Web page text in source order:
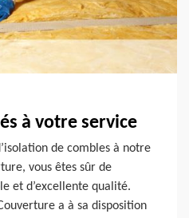
à votre service
de combles à notre
vous êtes sûr de
et d’excellente qualité.
a à sa disposition